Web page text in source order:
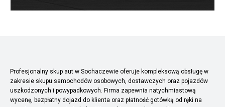
Profesjonalny skup aut w Sochaczewie oferuje kompleksową obsługę w
zakresie skupu samochodów osobowych, dostawczych oraz pojazdów
uszkodzonych i powypadkowych. Firma zapewnia natychmiastową
wycenę, bezpłatny dojazd do klienta oraz płatność gotówką od ręki na